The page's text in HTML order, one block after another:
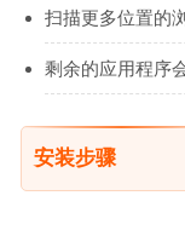
扫描更多位置的
剩余的应用程序
安装步骤